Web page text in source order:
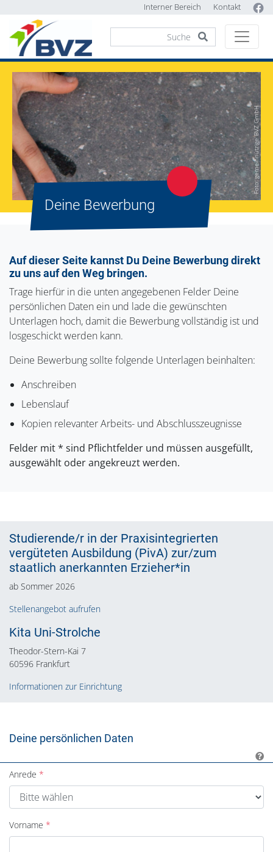
Interner Bereich Kontakt
Foto: gemeinnützige BVZ GmbH
Deine Bewerbung
Auf dieser Seite kannst Du Deine Bewerbung direkt
zu uns auf den Weg bringen.
Trage hierfür in die unten angegebenen Felder Deine
persönlichen Daten ein und lade die gewünschten
Unterlagen hoch, damit die Bewerbung vollständig ist und
losgeschickt werden kann.
Deine Bewerbung sollte folgende Unterlagen beinhalten:
Anschreiben
Lebenslauf
Kopien relevanter Arbeits- und Abschlusszeugnisse
Felder mit * sind Pflichtfelder und müssen ausgefüllt,
ausgewählt oder angekreuzt werden.
Studierende/r in der Praxisintegrierten
vergüteten Ausbildung (PivA) zur/zum
staatlich anerkannten Erzieher*in
ab Sommer 2026
Stellenangebot aufrufen
Kita Uni-Strolche
Theodor-Stern-Kai 7
60596 Frankfurt
Informationen zur Einrichtung
Deine persönlichen Daten
Anrede
Vorname